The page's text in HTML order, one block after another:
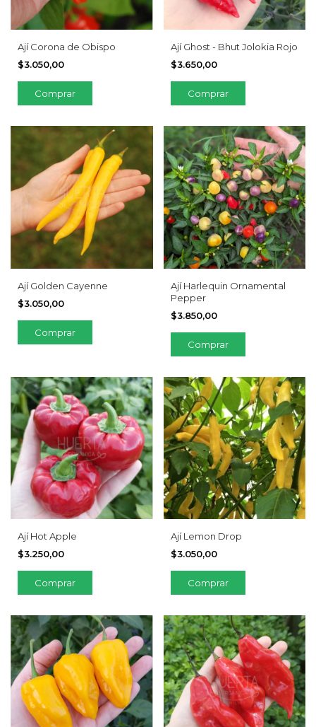
Ají Corona de Obispo
$3.050,00
Ají Ghost - Bhut Jolokia Rojo
$3.650,00
Ají Golden Cayenne
$3.050,00
Ají Harlequin Ornamental
Pepper
$3.850,00
Ají Hot Apple
$3.250,00
Ají Lemon Drop
$3.050,00